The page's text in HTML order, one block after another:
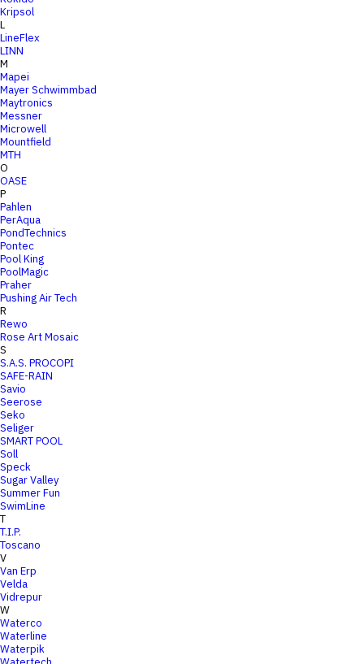
Kripsol
L
LineFlex
LINN
M
Mapei
Mayer Schwimmbad
Maytronics
Messner
Microwell
Mountfield
MTH
O
OASE
P
Pahlen
PerAqua
PondTechnics
Pontec
Pool King
PoolMagic
Praher
Pushing Air Tech
R
Rewo
Rose Art Mosaic
S
S.A.S. PROCOPI
SAFE-RAIN
Savio
Seerose
Seko
Seliger
SMART POOL
Soll
Speck
Sugar Valley
Summer Fun
SwimLine
T
T.I.P.
Toscano
V
Van Erp
Velda
Vidrepur
W
Waterco
Waterline
Waterpik